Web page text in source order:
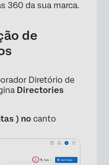
360 da sua marca.
de
Diretório de
Directories
) no canto